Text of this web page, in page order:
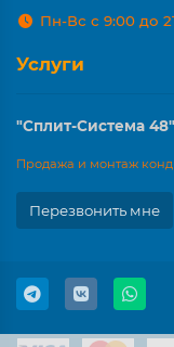
Пн-Вс с 9:00 до
Услуги
"Сплит-Система
Продажа и монтаж
Перезвонить мне